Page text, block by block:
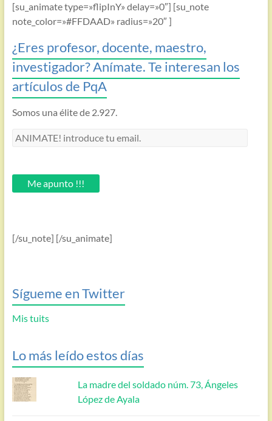
[su_animate type=»flipInY» delay=»0″] [su_note
note_color=»#FFDAAD» radius=»20″ ]
¿Eres profesor, docente, maestro,
investigador? Anímate. Te interesan los
artículos de PqA
Somos una élite de 2.927.
ANIMATE!
email.Me apunto !!!
[/su_note] [/su_animate]
Sígueme en Twitter
Mis tuits
Lo más leído estos días
La madre del soldado núm. 73, Ángeles
López de Ayala